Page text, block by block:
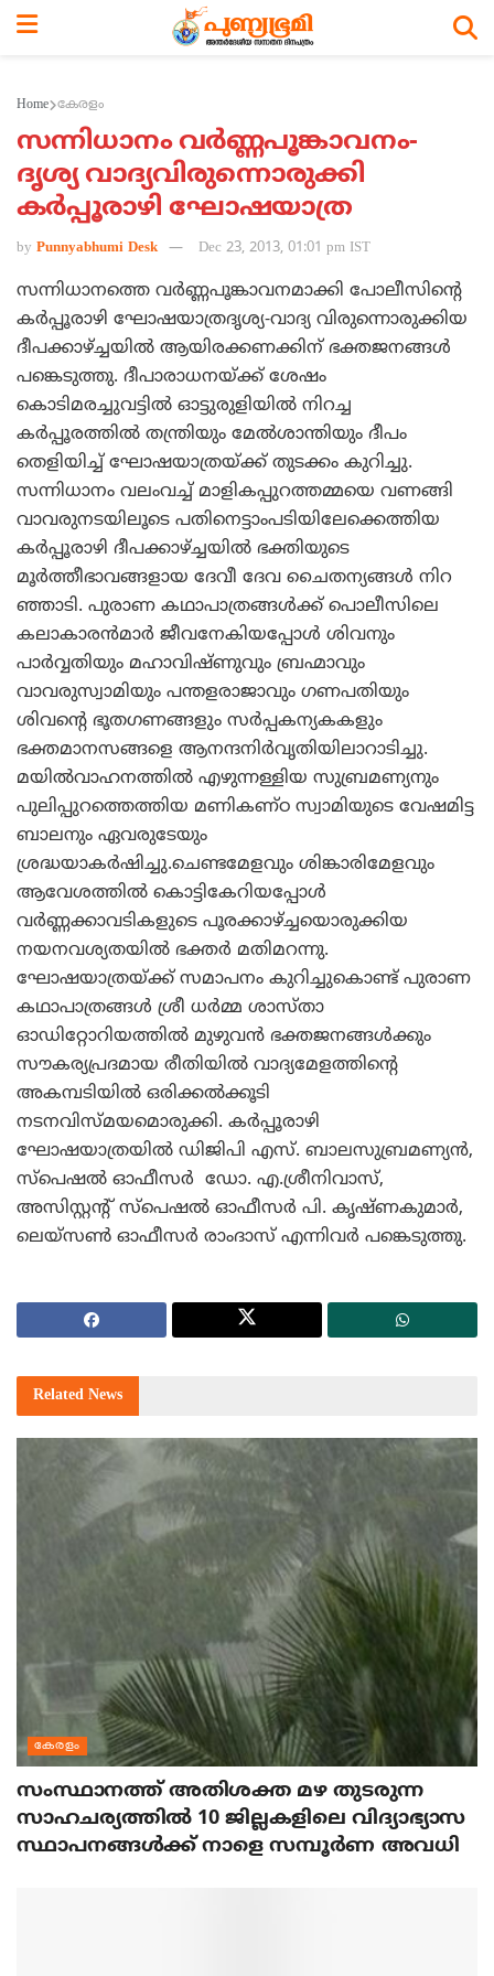
Home കേരളം
സന്നിധാനം വര്‍ണ്ണപൂങ്കാവനം-
ദൃശ്യ വാദ്യവിരുന്നൊരുക്കി
കര്‍പ്പൂരാഴി ഘോഷയാത്ര
by Punnyabhumi Desk Dec 23, 2013, 01:01 pm IST
സന്നിധാനത്തെ വര്‍ണ്ണപൂങ്കാവനമാക്കി പോലീസിന്റെ
കര്‍പ്പൂരാഴി ഘോഷയാത്രദൃശ്യ-വാദ്യ വിരുന്നൊരുക്കിയ
ദീപക്കാഴ്ച്ചയില്‍ ആയിരക്കണക്കിന് ഭക്തജനങ്ങള്‍
പങ്കെടുത്തു. ദീപാരാധനയ്ക്ക് ശേഷം
കൊടിമരച്ചുവട്ടില്‍ ഓട്ടുരുളിയില്‍ നിറച്ച
കര്‍പ്പൂരത്തില്‍ തന്ത്രിയും മേല്‍ശാന്തിയും ദീപം
തെളിയിച്ച് ഘോഷയാത്രയ്ക്ക് തുടക്കം കുറിച്ചു.
സന്നിധാനം വലംവച്ച് മാളികപ്പുറത്തമ്മയെ വണങ്ങി
വാവരുനടയിലൂടെ പതിനെട്ടാംപടിയിലേക്കെത്തിയ
കര്‍പ്പൂരാഴി ദീപക്കാഴ്ച്ചയില്‍ ഭക്തിയുടെ
മൂര്‍ത്തീഭാവങ്ങളായ ദേവീ ദേവ ചൈതന്യങ്ങള്‍ നിറ
ഞ്ഞാടി. പുരാണ കഥാപാത്രങ്ങള്‍ക്ക് പൊലീസിലെ
കലാകാരന്‍മാര്‍ ജീവനേകിയപ്പോള്‍ ശിവനും
പാര്‍വ്വതിയും മഹാവിഷ്ണുവും ബ്രഹ്മാവും
വാവരുസ്വാമിയും പന്തളരാജാവും ഗണപതിയും
ശിവന്റെ ഭൂതഗണങ്ങളും സര്‍പ്പകന്യകകളും
ഭക്തമാനസങ്ങളെ ആനന്ദനിര്‍വൃതിയിലാറാടിച്ചു.
മയില്‍വാഹനത്തില്‍ എഴുന്നള്ളിയ സുബ്രമണ്യനും
പുലിപ്പുറത്തെത്തിയ മണികണ്ഠ സ്വാമിയുടെ വേഷമിട്ട
ബാലനും ഏവരുടേയും
ശ്രദ്ധയാകര്‍ഷിച്ചു.ചെണ്ടമേളവും ശിങ്കാരിമേളവും
ആവേശത്തില്‍ കൊട്ടികേറിയപ്പോള്‍
വര്‍ണ്ണക്കാവടികളുടെ പൂരക്കാഴ്ച്ചയൊരുക്കിയ
നയനവശ്യതയില്‍ ഭക്തര്‍ മതിമറന്നു.
ഘോഷയാത്രയ്ക്ക് സമാപനം കുറിച്ചുകൊണ്ട് പുരാണ
കഥാപാത്രങ്ങള്‍ ശ്രീ ധര്‍മ്മ ശാസ്താ
ഓഡിറ്റോറിയത്തില്‍ മുഴുവന്‍ ഭക്തജനങ്ങള്‍ക്കും
സൗകര്യപ്രദമായ രീതിയില്‍ വാദ്യമേളത്തിന്റെ
അകമ്പടിയില്‍ ഒരിക്കല്‍ക്കൂടി
നടനവിസ്മയമൊരുക്കി. കര്‍പ്പൂരാഴി
ഘോഷയാത്രയില്‍ ഡിജിപി എസ്. ബാലസുബ്രമണ്യന്‍,
സ്‌പെഷല്‍ ഓഫീസര്‍ ഡോ. എ.ശ്രീനിവാസ്,
അസിസ്റ്റന്റ് സ്‌പെഷല്‍ ഓഫീസര്‍ പി. കൃഷ്ണകുമാര്‍,
ലെയ്‌സണ്‍ ഓഫീസര്‍ രാംദാസ് എന്നിവര്‍ പങ്കെടുത്തു.
Related News
കേരളം
സംസ്ഥാനത്ത് അതിശക്ത മഴ തുടരുന്ന
സാഹചര്യത്തിൽ 10 ജില്ലകളിലെ വിദ്യാഭ്യാസ
സ്ഥാപനങ്ങൾക്ക് നാളെ സമ്പൂർണ അവധി